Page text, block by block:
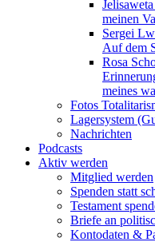
meinen
Sergei
Auf dem
Rosa
meines
Fotos
Lagersystem
Nachrichten
Podcasts
Aktiv werden
Mitglied werden
Spenden statt
Testament
Briefe an
Kontodaten &